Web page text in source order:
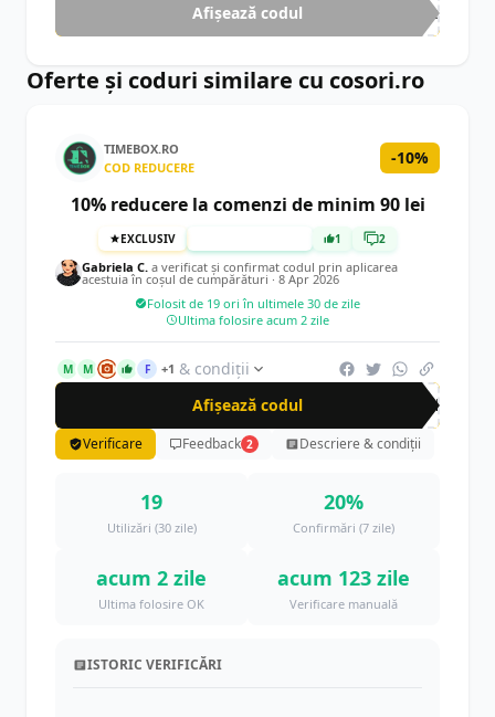
Afișează codul
tre
Oferte și coduri similare cu cosori.ro
TIMEBOX.RO
COD REDUCERE
-10%
10% reducere la comenzi de minim 90 lei
EXCLUSIV 1 2
Gabriela C. a verificat și confirmat codul prin aplicarea
acestuia în coșul de cumpărături · 8 Apr 2026
Folosit de 19 ori în ultimele 30 de zile
Ultima folosire acum 2 zile
M M F +1 & condiții
Afișează codul
CRN
Verificare Feedback 2 Descriere & condiții
19
Utilizări (30 zile)
20%
Confirmări (7 zile)
acum 2 zile
Ultima folosire OK
acum 123 zile
Verificare manuală
ISTORIC VERIFICĂRI